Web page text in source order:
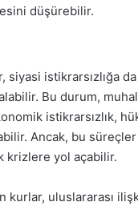
düşürebilir.
siyasi istikrarsızlığa
Bu durum,
istikrarsızlık,
Ancak, bu
krizlere yol açabilir.
kurlar, uluslararası